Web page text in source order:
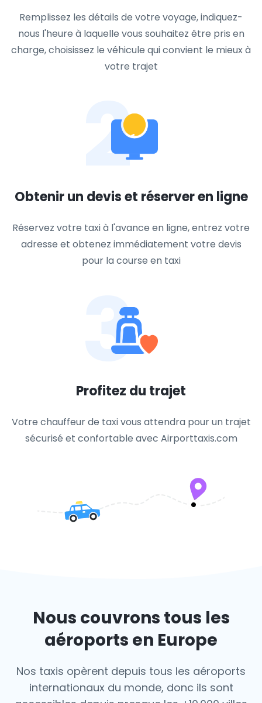
Remplissez les détails de votre voyage, indiquez-
nous l'heure à laquelle vous souhaitez être pris en
charge, choisissez le véhicule qui convient le mieux à
votre trajet
2
Obtenir un devis et réserver en ligne
Réservez votre taxi à l'avance en ligne, entrez votre
adresse et obtenez immédiatement votre devis
pour la course en taxi
3
Profitez du trajet
Votre chauffeur de taxi vous attendra pour un trajet
sécurisé et confortable avec Airporttaxis.com
Nous couvrons tous les
aéroports en Europe
Nos taxis opèrent depuis tous les aéroports
internationaux du monde, donc ils sont